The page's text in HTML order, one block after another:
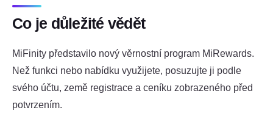
Co je důležité vědět
MiFinity představilo nový věrnostní program MiRewards.
Než funkci nebo nabídku využijete, posuzujte ji podle
svého účtu, země registrace a ceníku zobrazeného před
potvrzením.